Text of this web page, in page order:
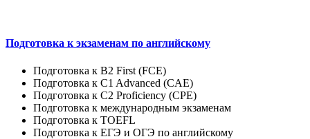
Подготовка к экзаменам по английскому
Подготовка к B2 First (FCE)
Подготовка к C1 Advanced (CAE)
Подготовка к C2 Proficiency (CPE)
Подготовка к международным экзаменам
Подготовка к TOEFL
Подготовка к ЕГЭ и ОГЭ по английскому